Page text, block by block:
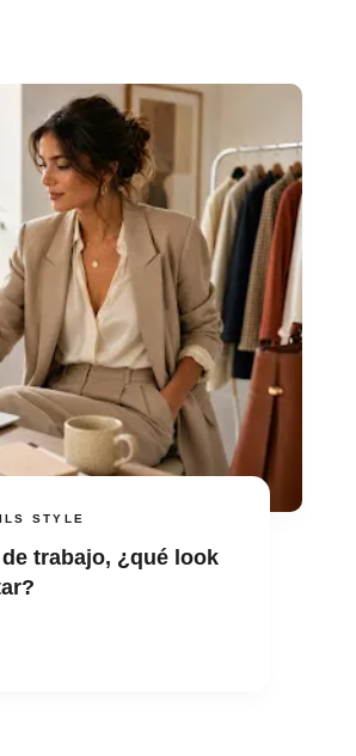
STYLE
trabajo, ¿qué look